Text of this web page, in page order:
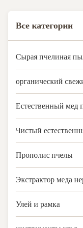
Все категории
Сырая пчелиная
органический
Естественный мед
Чистый
Прополис пчелы
Экстрактор меда
Улей и рамка